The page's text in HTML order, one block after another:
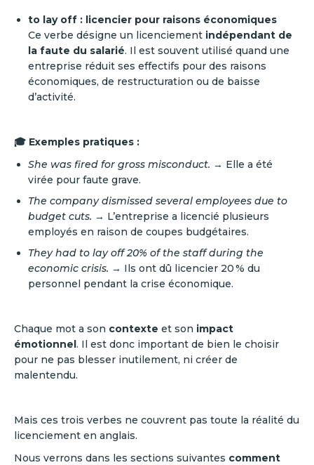
to lay off : licencier pour raisons économiques
Ce verbe désigne un licenciement indépendant de
la faute du salarié. Il est souvent utilisé quand une
entreprise réduit ses effectifs pour des raisons
économiques, de restructuration ou de baisse
d’activité.
🎓 Exemples pratiques :
She was fired for gross misconduct. → Elle a été
virée pour faute grave.
The company dismissed several employees due to
budget cuts. → L’entreprise a licencié plusieurs
employés en raison de coupes budgétaires.
They had to lay off 20% of the staff during the
economic crisis. → Ils ont dû licencier 20 % du
personnel pendant la crise économique.
Chaque mot a son contexte et son impact
émotionnel. Il est donc important de bien le choisir
pour ne pas blesser inutilement, ni créer de
malentendu.
Mais ces trois verbes ne couvrent pas toute la réalité du
licenciement en anglais.
Nous verrons dans les sections suivantes comment